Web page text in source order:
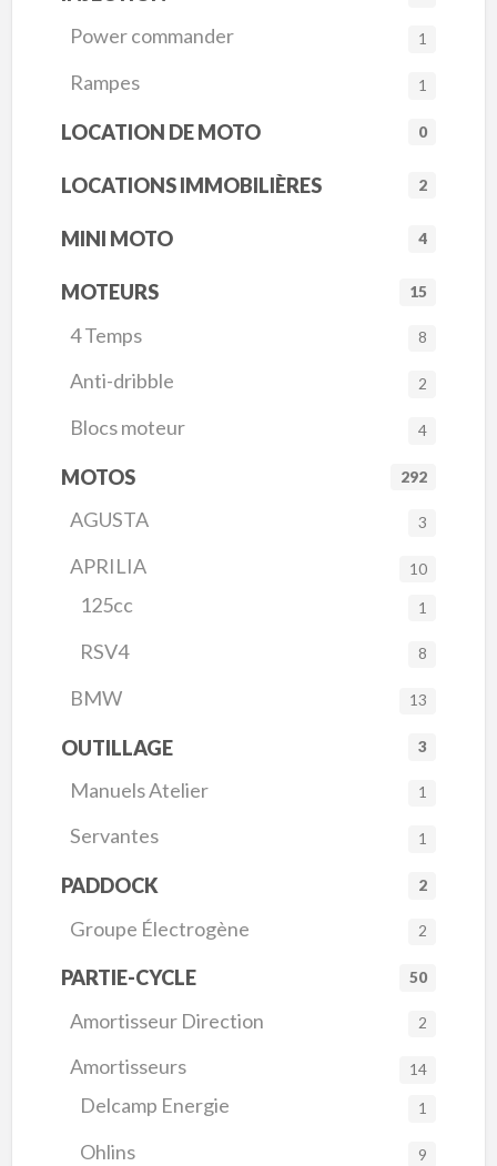
Power commander 1
Rampes 1
LOCATION DE MOTO 0
LOCATIONS IMMOBILIÈRES 2
MINI MOTO 4
MOTEURS 15
4 Temps 8
Anti-dribble 2
Blocs moteur 4
MOTOS 292
AGUSTA 3
APRILIA 10
125cc 1
RSV4 8
BMW 13
OUTILLAGE 3
Manuels Atelier 1
Servantes 1
PADDOCK 2
Groupe Électrogène 2
PARTIE-CYCLE 50
Amortisseur Direction 2
Amortisseurs 14
Delcamp Energie 1
Ohlins 9